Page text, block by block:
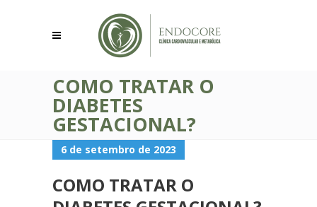
COMO TRATAR O
DIABETES
GESTACIONAL?
6 de setembro de 2023
COMO TRATAR O